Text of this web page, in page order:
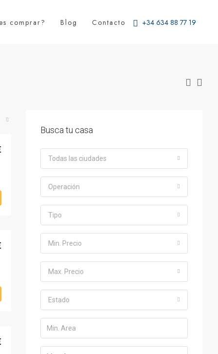
comprar? Blog Contacto +34 634 88 77 19
Busca tu casa
Todas las ciudades
Operación
Tipo
Min. Precio
Max. Precio
Estado